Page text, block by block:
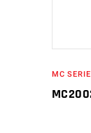
MC SERIE